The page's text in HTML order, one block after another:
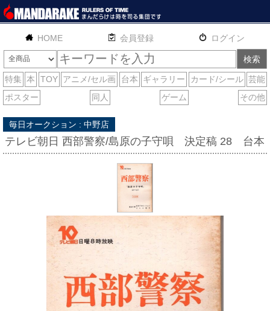
HOME English 通販 サイトマップ お問い合わせ
毎日オークション : 中野店
テレビ朝日 西部警察/島原の子守唄 決定稿 28 台本